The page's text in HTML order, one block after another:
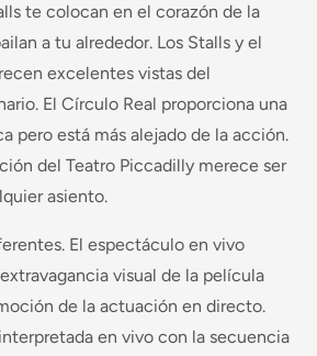
te colocan en el corazón de la
a tu alrededor. Los Stalls y el
excelentes vistas del
El Círculo Real proporciona una
pero está más alejado de la acción.
del Teatro Piccadilly merece ser
asiento.
El espectáculo en vivo
visual de la película
de la actuación en directo.
en vivo con la secuencia